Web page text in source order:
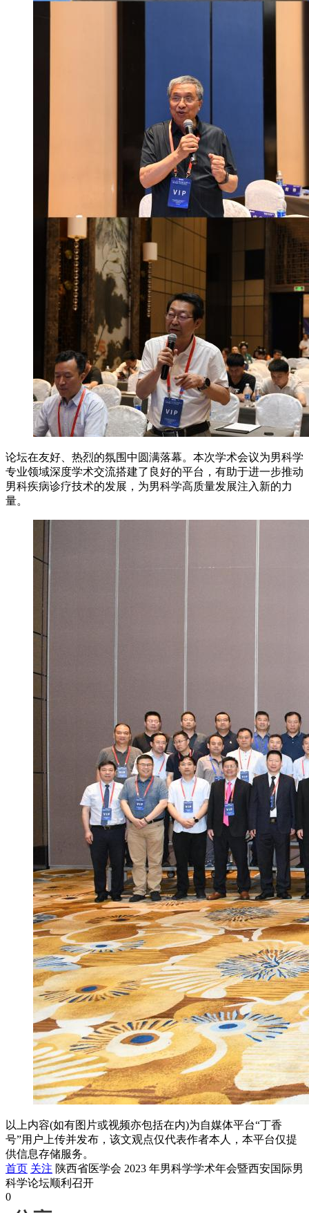
论坛在友好、热烈的氛围中圆满落幕。本次学术会议为男科学
专业领域深度学术交流搭建了良好的平台，有助于进一步推动
男科疾病诊疗技术的发展，为男科学高质量发展注入新的力
量。
以上内容(如有图片或视频亦包括在内)为自媒体平台“丁香
号”用户上传并发布，该文观点仅代表作者本人，本平台仅提
供信息存储服务。
首页 关注 陕西省医学会 2023 年男科学学术年会暨西安国际男
科学论坛顺利召开
0